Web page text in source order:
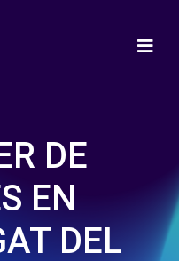
DE
EN
DEL